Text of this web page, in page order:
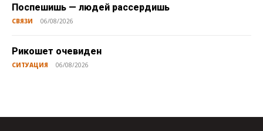
Поспешишь — людей рассердишь
СВЯЗИ 06/08/2026
Рикошет очевиден
СИТУАЦИЯ 06/08/2026